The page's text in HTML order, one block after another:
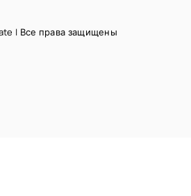
| Все права защищены